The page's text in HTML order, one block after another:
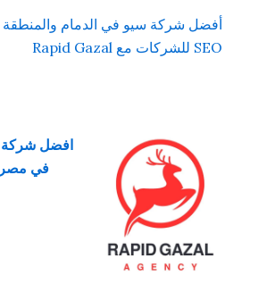
أفضل شركة سيو في الدمام والمنطقة
SEO للشركات مع Rapid Gazal
افضل شركة
في مصر